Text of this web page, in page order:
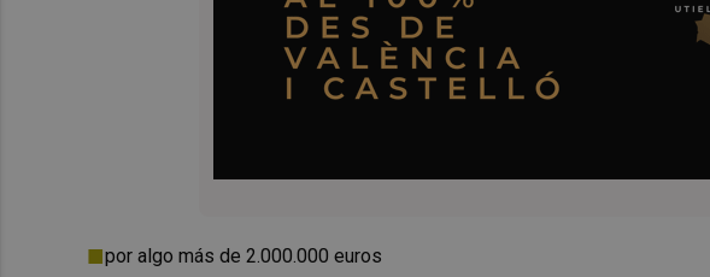
por algo más de 2.000.000 euros